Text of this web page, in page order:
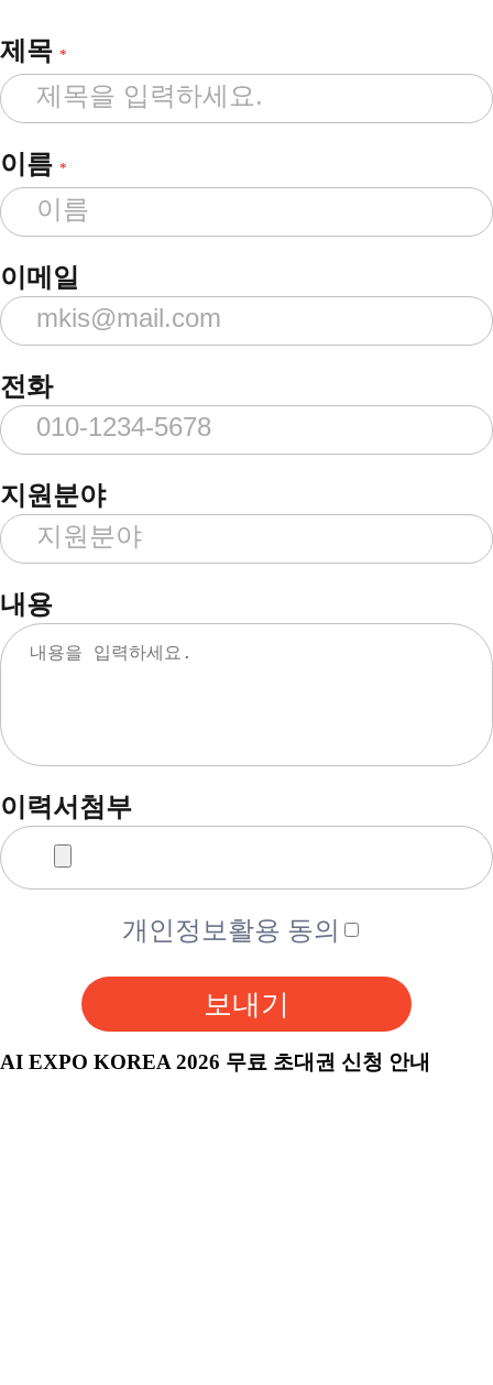
제목 *
이름 *
이메일
전화
지원분야
내용
이력서첨부
개인정보활용 동의
보내기
AI EXPO KOREA 2026 무료 초대권 신청 안내